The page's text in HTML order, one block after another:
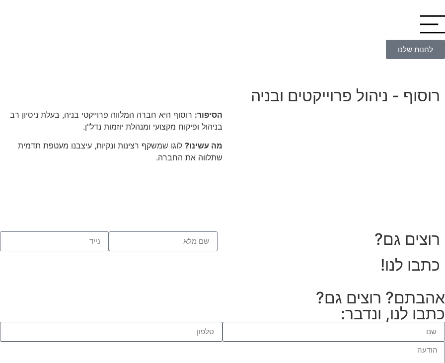
לחנות שלנו
רוסוף - ניהול פרוייקטים ובניה
הסיפור: רוסוף היא חברה המלווה פרוייקטי בניה, בעלת ניסיון רב
בניהול ופיקוח מקצועי ומנהלת יוזמות נדל"ן.
מה עשינו?לוגו שמשקף רצינות ונקיות, עיצבנו מעטפת תדמית
שתלווה את החברה.
רוצים גם?
כתבו לנו!
אהבתם? רוצים גם?
כתבו לנו, ונדבר: